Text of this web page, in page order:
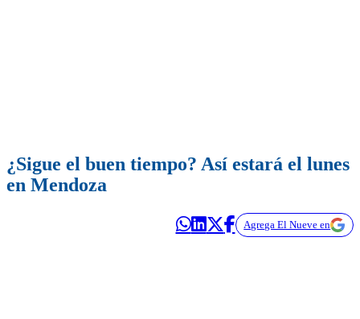
¿Sigue el buen tiempo? Así estará el lunes
en Mendoza
Agrega El Nueve en